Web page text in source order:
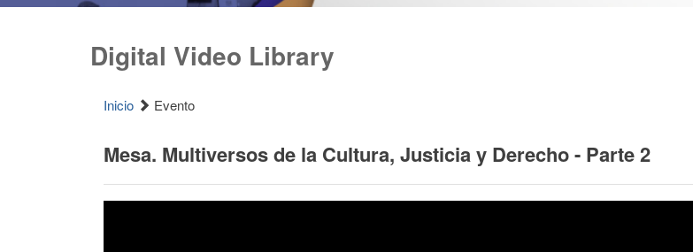
Digital Video Library
Inicio Evento
Mesa. Multiversos de la Cultura, Justicia y Derecho - Parte 2